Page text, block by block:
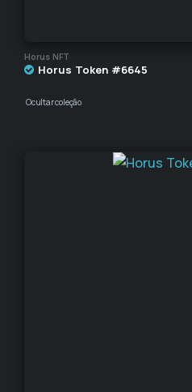
Horus NFT
Horus Token #6645
Ocultar coleção